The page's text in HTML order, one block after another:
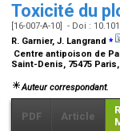
Toxicité du
[16-007-A-10] - Doi :
R. Garnier, J. Langrand ⁎
Centre antipoison de
Saint-Denis, 75475
Auteur correspondant.
PDF Article